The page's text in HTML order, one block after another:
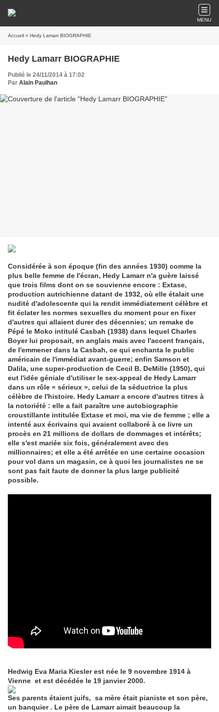
MENU
Accueil » Hedy Lamarr BIOGRAPHIE
Hedy Lamarr BIOGRAPHIE
Publié le 24/11/2014 à 17:02
Par Alain Paulhan
Considérée à son époque (fin des années 1930) comme la
plus belle femme de l'écran, Hedy Lamarr n'a guère laissé
que trois films dont on se souvienne encore : Extase,
production autrichienne datant de 1932, où elle étalait une
nudité d'adolescente qui la rendit immédiatement célèbre et
fit éclater les normes sexuelles du moment pour en fixer
d'autres qui allaient durer des décennies; un remake de
Pépé le Moko intitulé Casbah (1938) dans lequel Charles
Boyer lui proposait, en anglais mais avec l'accent français,
de l'emmener dans la Casbah, ce qui enchanta le public
américain de l'immédiat avant-guerre; enfin Samson et
Dalila, une super-production de Cecil B. DeMille (1950), qui
eut l'idée géniale d'utiliser le sex-appeal de Hedy Lamarr
dans un rôle « sérieux », celui de la séductrice la plus
célèbre de l'histoire. Hedy Lamarr a encore d'autres titres à
la notoriété : elle a fait paraître une autobiographie
croustillante intitulée Extase et moi, ma vie de femme ; elle a
intenté aux écrivains qui avaient collaboré à ce livre un
procès en 21 millions de dollars de dommages et intérêts;
elle s'est mariée six fois, généralement avec des
millionnaires; et elle a été arrêtée en une certaine occasion
pour vol dans un magasin, ce à quoi les journalistes ne se
sont pas fait faute de donner la plus large publicité
possible.
Hedwig Eva Maria Kiesler est née le 9 novembre 1914 à
Vienne et est décédée le 19 janvier 2000.
Ses parents étaient juifs, sa mère était pianiste et son père,
un banquier . Le père de Lamarr aimait beaucoup la